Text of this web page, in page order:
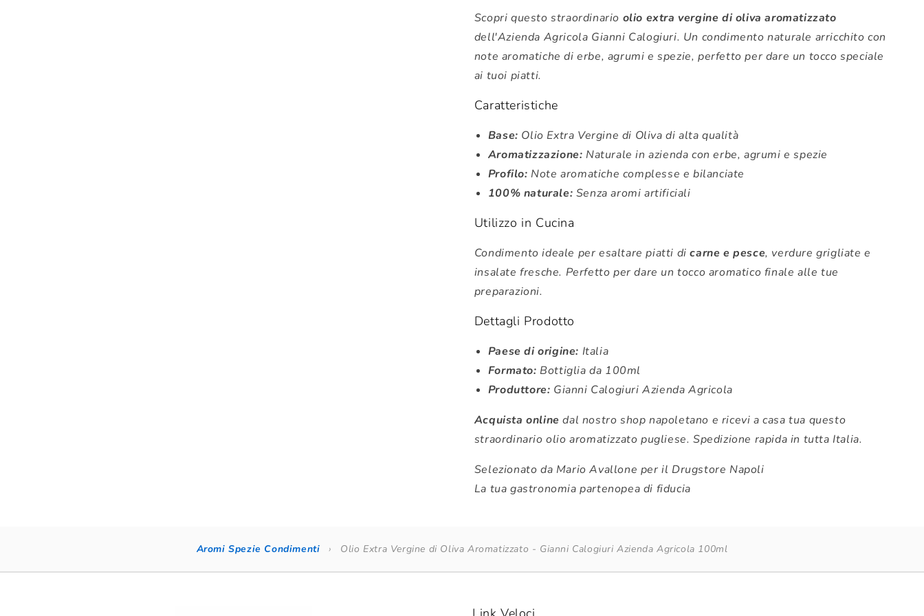
Scopri questo straordinario olio extra vergine di oliva aromatizzato
dell'Azienda Agricola Gianni Calogiuri. Un condimento naturale arricchito con
note aromatiche di erbe, agrumi e spezie, perfetto per dare un tocco speciale
ai tuoi piatti.
Caratteristiche
Base: Olio Extra Vergine di Oliva di alta qualità
Aromatizzazione: Naturale in azienda con erbe, agrumi e spezie
Profilo: Note aromatiche complesse e bilanciate
100% naturale: Senza aromi artificiali
Utilizzo in Cucina
Condimento ideale per esaltare piatti dicarne e pesce, verdure grigliate e
insalate fresche. Perfetto per dare un tocco aromatico finale alle tue
preparazioni.
Dettagli Prodotto
Paese di origine: Italia
Formato: Bottiglia da 100ml
Produttore: Gianni Calogiuri Azienda Agricola
Acquista online dal nostro shop napoletano e ricevi a casa tua questo
straordinario olio aromatizzato pugliese. Spedizione rapida in tutta Italia.
Selezionato da Mario Avallone per il Drugstore Napoli
La tua gastronomia partenopea di fiducia
Aromi Spezie Condimenti › Olio Extra Vergine di Oliva Aromatizzato - Gianni Calogiuri Azienda Agricola 100ml